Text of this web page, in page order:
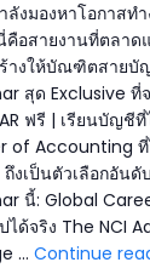
ลังมองหาโอกาสท
คือสายงานที่ตลาด
างให้บัณฑิตสายบั
สุด Exclusive ที่
ฟรี | เรียนบัญชี
of Accounting ที่
ถึงเป็นตัวเลือกอัน
นี้: Global
ได้จริง The NCI
… Continue